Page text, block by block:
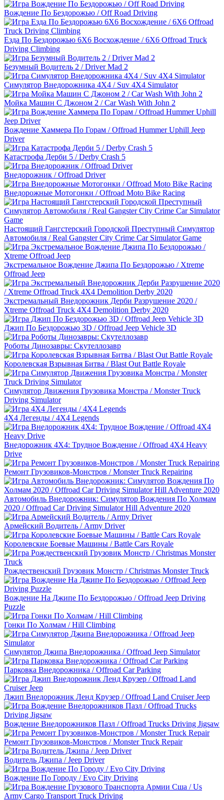
Вождение По Бездорожью / Off Road Driving
Езда По Бездорожью 6Х6 Восхождение / 6Х6 Offroad Truck
Driving Climbing
Безумный Водитель 2 / Driver Mad 2
Симулятор Внедорожника 4X4 / Suv 4X4 Simulator
Мойка Машин С Джоном 2 / Car Wash With John 2
Вождение Хаммера По Горам / Offroad Hummer Uphill Jeep
Driver
Катастрофа Дерби 5 / Derby Crash 5
Внедорожник / Offroad Driver
Внедорожные Мотогонки / Offroad Moto Bike Racing
Настоящий Гангстерский Городской Преступный Симулятор
Автомобиля / Real Gangster City Crime Car Simulator Game
Экстремальное Вождение Джипа По Бездорожью / Xtreme
Offroad Jeep
Экстремальный Внедорожник Дерби Разрушение 2020 /
Xtreme Offroad Truck 4X4 Demolition Derby 2020
Джип По Бездорожью 3D / Offroad Jeep Vehicle 3D
Роботы Динозавры: Скутеллозавр
Королевская Взрывная Битва / Blast Out Battle Royale
Симулятор Движения Грузовика Монстра / Monster Truck
Driving Simulator
4X4 Легенды / 4X4 Legends
Внедорожник 4X4: Трудное Вождение / Offroad 4X4 Heavy
Drive
Ремонт Грузовиков-Монстров / Monster Truck Repairing
Автомобиль Внедорожник: Симулятор Вождения По Холмам
2020 / Offroad Car Driving Simulator Hill Adventure 2020
Армейский Водитель / Army Driver
Королевские Боевые Машины / Battle Cars Royale
Рождественский Грузовик Монстр / Christmas Monster Truck
Вождение На Джипе По Бездорожью / Offroad Jeep Driving
Puzzle
Гонки По Холмам / Hill Climbing
Симулятор Джипа Внедорожника / Offroad Jeep Simulator
Парковка Внедорожника / Offroad Car Parking
Джип Внедорожник Ленд Крузер / Offroad Land Cruiser Jeep
Вождение Внедорожников Пазл / Offroad Trucks Driving Jigsaw
Ремонт Грузовиков-Монстров / Monster Truck Repair
Водитель Джипа / Jeep Driver
Вождение По Городу / Evo City Driving